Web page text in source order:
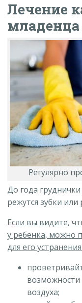
Лечение
младенца
Регулярно
До года
режутся зубки или
Если вы видите,
у ребенка, можно
для его устранения:
возможности
воздуха;